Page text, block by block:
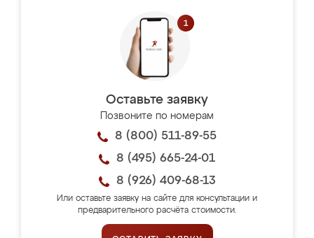
Оставьте заявку
Позвоните по номерам
8 (800) 511-89-55
8 (495) 665-24-01
8 (926) 409-68-13
Или оставьте заявку на сайте для консультации и
предварительного расчёта стоимости.